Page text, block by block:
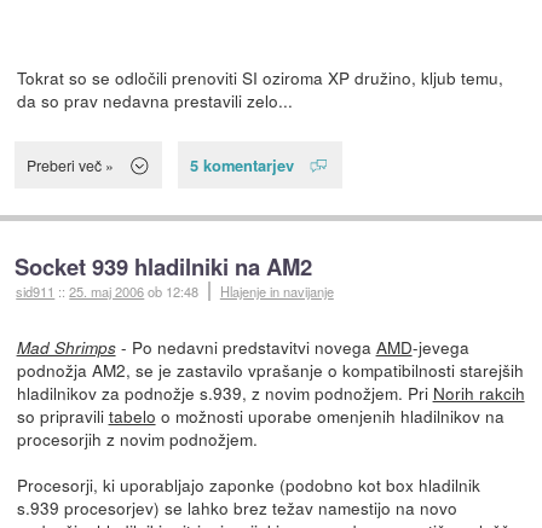
Tokrat so se odločili prenoviti SI oziroma XP družino, kljub temu,
da so prav nedavna prestavili zelo...
Preberi več » 5 komentarjev
Socket 939 hladilniki na AM2
sid911 ::25. maj 2006ob 12:48 Hlajenje in navijanje
Mad Shrimps- Po nedavni predstavitvi novega AMD-jevega
podnožja AM2, se je zastavilo vprašanje o kompatibilnosti starejših
hladilnikov za podnožje s.939, z novim podnožjem. Pri Norih rakcih
so pripravili tabelo o možnosti uporabe omenjenih hladilnikov na
procesorjih z novim podnožjem.
Procesorji, ki uporabljajo zaponke (podobno kot box hladilnik
s.939 procesorjev) se lahko brez težav namestijo na novo